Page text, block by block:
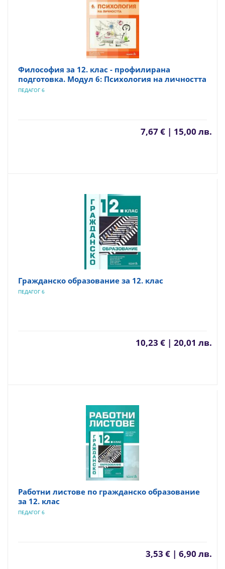
Философия за 12. клас - профилирана
подготовка. Модул 6: Психология на личността
ПЕДАГОГ 6
7,67 € | 15,00 лв.
Гражданско образование за 12. клас
ПЕДАГОГ 6
10,23 € | 20,01 лв.
Работни листове по гражданско образование
за 12. клас
ПЕДАГОГ 6
3,53 € | 6,90 лв.